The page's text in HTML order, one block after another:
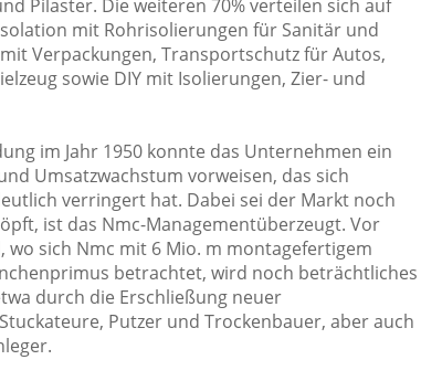
Pilaster. Die weiteren 70% verteilen sich auf
mit Rohrisolierungen für Sanitär und
Verpackungen, Transportschutz für Autos,
sowie DIY mit Isolierungen, Zier- und
im Jahr 1950 konnte das Unternehmen ein
Umsatzwachstum vorweisen, das sich
verringert hat. Dabei sei der Markt noch
ist das Nmc-Managementüberzeugt. Vor
wo sich Nmc mit 6 Mio. m montagefertigem
betrachtet, wird noch beträchtliches
durch die Erschließung neuer
Putzer und Trockenbauer, aber auch